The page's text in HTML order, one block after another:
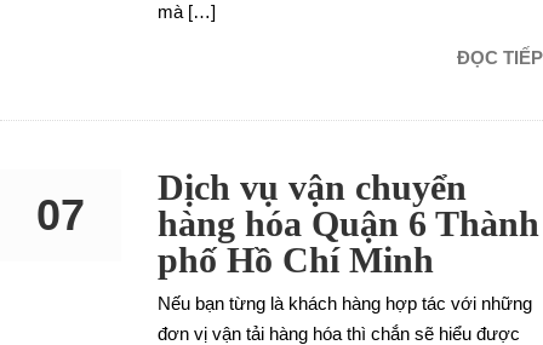
mà […]
ĐỌC TIẾP
07
Dịch vụ vận chuyển
hàng hóa Quận 6 Thành
phố Hồ Chí Minh
Nếu bạn từng là khách hàng hợp tác với những
đơn vị vận tải hàng hóa thì chắn sẽ hiểu được